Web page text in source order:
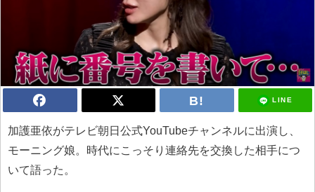
LINE
加護亜依がテレビ朝日公式YouTubeチャンネルに出演し、
モーニング娘。時代にこっそり連絡先を交換した相手につ
いて語った。